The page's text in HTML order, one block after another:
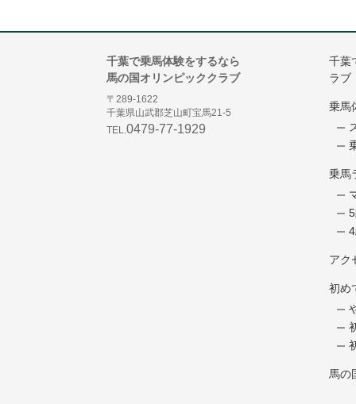
千葉で乗馬体験をするなら
馬の国オリンピッククラブ
〒289-1622
千葉県山武郡芝山町宝馬21-5
TEL.0479-77-1929
千葉
ラブ
乗馬
乗馬
アク
初め
馬の